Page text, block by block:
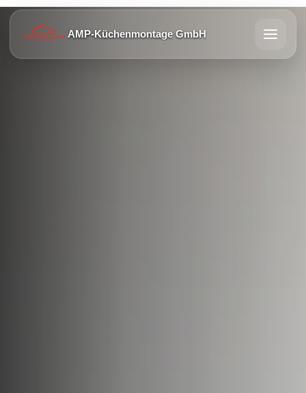
AMP-Küchenmontage GmbH